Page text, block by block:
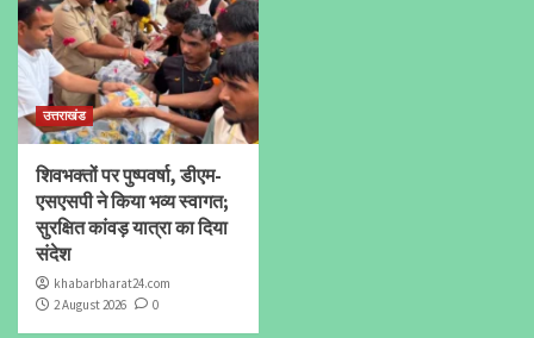
उत्तराखंड
शिवभक्तों पर पुष्पवर्षा, डीएम-
एसएसपी ने किया भव्य स्वागत;
सुरक्षित कांवड़ यात्रा का दिया
संदेश
khabarbharat24.com
2 August 2026
0